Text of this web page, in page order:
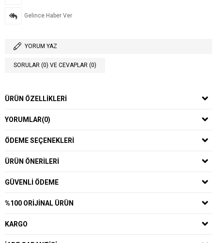
Gelince Haber Ver
YORUM YAZ
SORULAR (0) VE CEVAPLAR (0)
ÜRÜN ÖZELLIKLERI
YORUMLAR(0)
ÖDEME SEÇENEKLERI
ÜRÜN ÖNERILERI
GÜVENLI ÖDEME
%100 ORIJINAL ÜRÜN
KARGO